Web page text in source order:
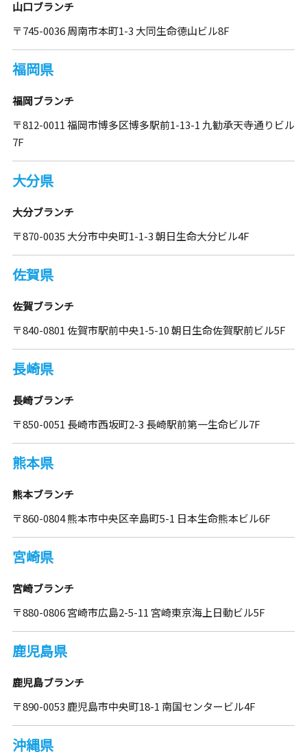
山口ブランチ
〒745-0036 周南市本町1-3 大同生命徳山ビル8F
福岡県
福岡ブランチ
〒812-0011 福岡市博多区博多駅前1-13-1 九勧承天寺通りビル
7F
大分県
大分ブランチ
〒870-0035 大分市中央町1-1-3 朝日生命大分ビル4F
佐賀県
佐賀ブランチ
〒840-0801 佐賀市駅前中央1-5-10 朝日生命佐賀駅前ビル5F
長崎県
長崎ブランチ
〒850-0051 長崎市西坂町2-3 長崎駅前第一生命ビル7F
熊本県
熊本ブランチ
〒860-0804 熊本市中央区辛島町5-1 日本生命熊本ビル6F
宮崎県
宮崎ブランチ
〒880-0806 宮崎市広島2-5-11 宮崎東京海上日動ビル5F
鹿児島県
鹿児島ブランチ
〒890-0053 鹿児島市中央町18-1 南国センタービル4F
沖縄県